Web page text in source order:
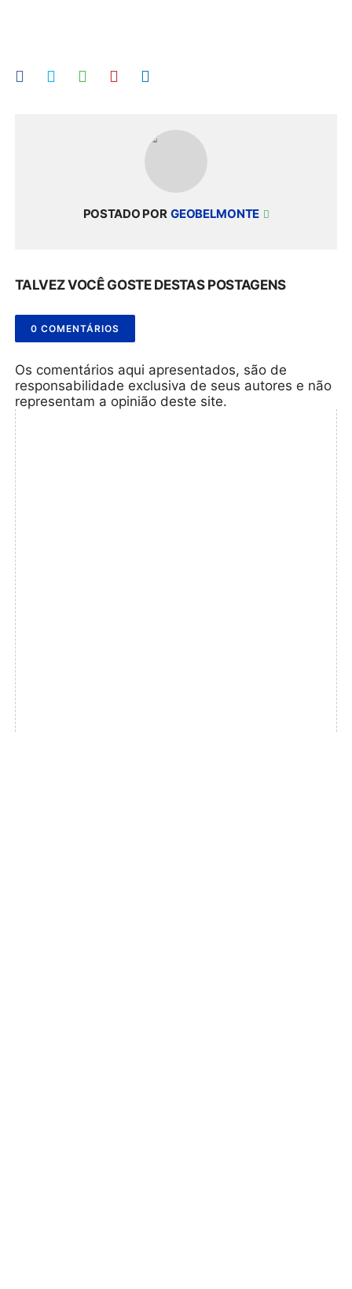
POSTADO POR GEOBELMONTE
TALVEZ VOCÊ GOSTE DESTAS POSTAGENS
0 COMENTÁRIOS
Os comentários aqui apresentados, são de
responsabilidade exclusiva de seus autores e não
representam a opinião deste site.